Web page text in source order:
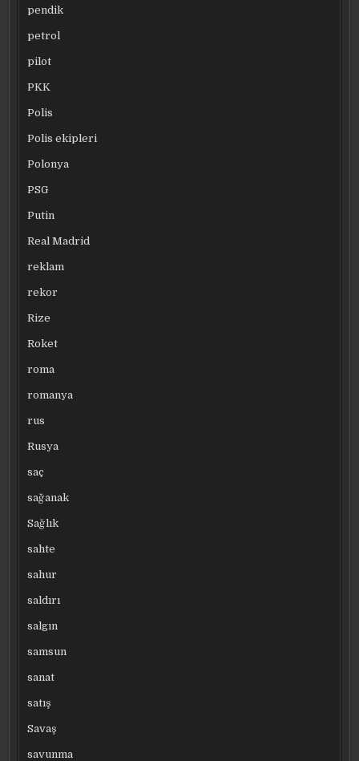
pendik
petrol
pilot
PKK
Polis
Polis ekipleri
Polonya
PSG
Putin
Real Madrid
reklam
rekor
Rize
Roket
roma
romanya
rus
Rusya
saç
sağanak
Sağlık
sahte
sahur
saldırı
salgın
samsun
sanat
satış
Savaş
savunma